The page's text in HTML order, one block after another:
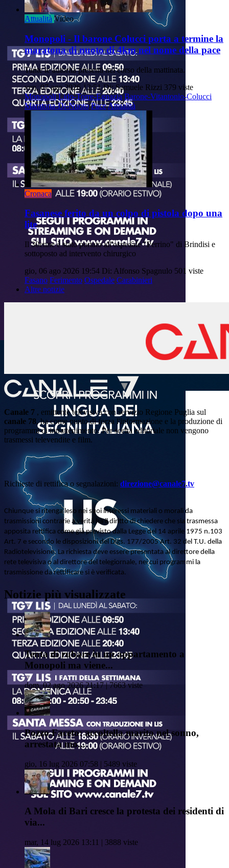
Attualità Video
Monopoli - Il barone Colucci porta a termine la
maratona di nuoto di 4km nel nome della pace
Tante le autorità presenti nel corso della mattinata.
ven, 07 ago 2026 12:51 Di: Samuele Rizzi 379 viste
Monopoli Lido-Torre-Egnazia Barone-Vitantonio-Colucci
Maratona-Di-Nuoto PaceAttualità
Cronaca
Fasanese ferito da un colpo di pistola dopo una
lite
Il 30enne è stato portato all'ospedale "Perrino" di Brindisi e
sottoposto ad intervento chirurgico
gio, 06 ago 2026 19:54 Di: Alfonso Spagnulo 501 viste
Fasano Ferimento Ospedale Carabinieri
Altre notizie
Canale 7 , emittente televisiva con servizio Regione Puglia sul
canale 78, ha come punto di forza l'informazione e la produzione di
programmi di intrattenimento. Per scelta editoriale non vengono
trasmessi televendite e film.
Richieste di rettifica o segnalazioni: direzione@canale7.tv
Chiunque si ritenga leso nei suoi interessi materiali o morali da
trasmissioni contrarie a verità ha il diritto di chiedere che sia trasmessa
apposita rettifica come già previsto dalla Legge del 14 aprile 1975 n.103
Art. 7 e secondo le disposizioni del Dlgs. 177/2005 Art. 32 del T.U. della
Radiotelevisione. La richiesta deve essere presentata al direttore della
rete televisiva o al direttore del telegiornale, nei cui programmi la
trasmissione da rettificare si è verificata.
Notizie più visualizzate
Tenta di rubare in un appartamento a
Monopoli ma viene...
dom, 02 ago 2026 21:17 | 7663 viste
Pozzo Faceto: accoltella marito nel sonno,
arrestata mo...
gio, 16 lug 2026 07:58 | 5489 viste
A Mola di Bari cresce la protesta dei residenti di
via...
mar, 14 lug 2026 13:11 | 3888 viste